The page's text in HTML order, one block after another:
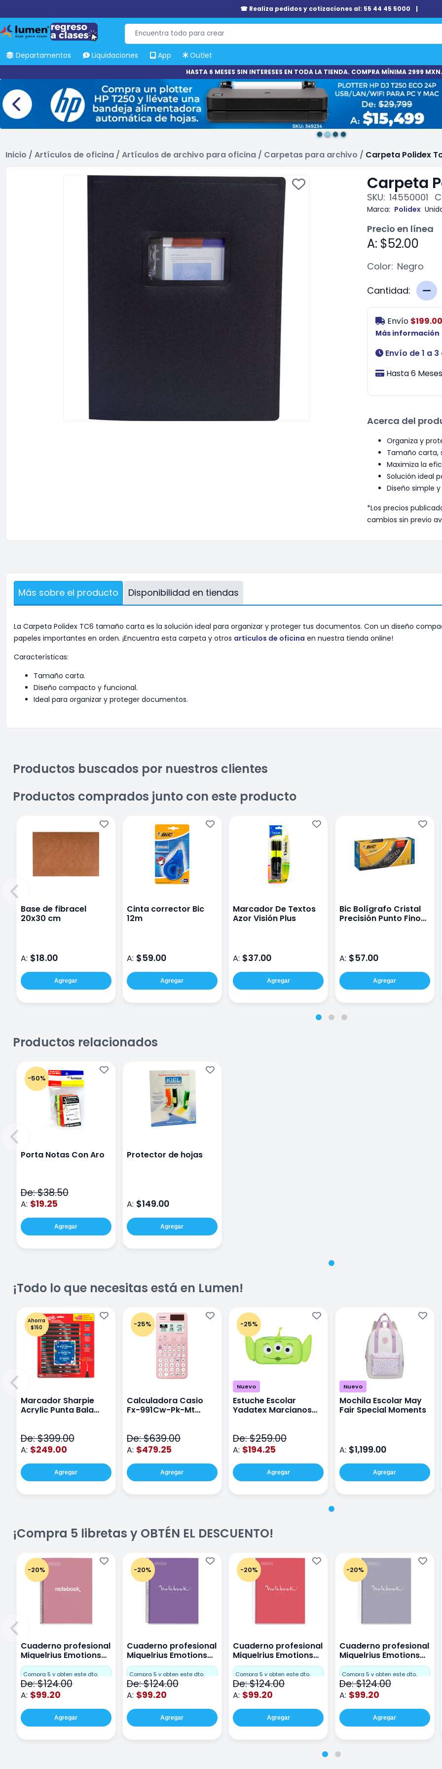
☎ Realiza pedidos y cotizaciones al: 55 44 45 5000 |
Departamentos Liquidaciones App Outlet
HASTA 6 MESES SIN INTERESES EN TODA LA TIENDA. COMPRA MÍNIMA 2999 MXN.
Inicio / Artículos de oficina / Artículos de archivo para oficina / Carpetas para archivo / Carpeta Polidex
Carpeta
SKU: 14550001
Marca: Polidex
Precio en línea
A: $52.00
Color: Negro
Cantidad:
Envío $199.00
Más información
Envío de 1 a
Hasta 6
Acerca del
Organiza y
Tamaño carta,
Maximiza la
Solución ideal
Diseño simple
*Los precios
cambios sin previo
Más sobre el producto Disponibilidad en tiendas
La Carpeta Polidex TC6 tamaño carta es la solución ideal para organizar y proteger tus documentos. Con un diseño
papeles importantes en orden. ¡Encuentra esta carpeta y otros artículos de oficina en nuestra tienda online!
Características:
Tamaño carta.
Diseño compacto y funcional.
Ideal para organizar y proteger documentos.
Productos buscados por nuestros clientes
Productos comprados junto con este producto
Base de fibracel
20x30 cm
A: $18.00
Agregar
Cinta corrector Bic
12m
A: $59.00
Agregar
Marcador De Textos
Azor Visión Plus
A: $37.00
Agregar
Bic Bolígrafo Cristal
Precisión Punto Fino
A: $57.00
Agregar
Productos relacionados
-50%
Porta Notas Con Aro
De: $38.50
A: $19.25
Agregar
Protector de hojas
A: $149.00
Agregar
¡Todo lo que necesitas está en Lumen!
Ahorra
$150
Marcador Sharpie
Acrylic Punta Bala
De: $399.00
A: $249.00
Agregar
-25%
Calculadora Casio
Fx-991Cw-Pk-Mt
De: $639.00
A: $479.25
Agregar
-25%
Nuevo
Estuche Escolar
Yadatex Marcianos
De: $259.00
A: $194.25
Agregar
Nuevo
Mochila Escolar May
Fair Special Moments
A: $1,199.00
Agregar
¡Compra 5 libretas y OBTÉN EL DESCUENTO!
-20%
Cuaderno profesional
Miquelrius Emotions
Cuadro Chico 80
hojas Rosa
Compra 5 y obten este dto.
De: $124.00
A: $99.20
Agregar
-20%
Cuaderno profesional
Miquelrius Emotions
raya 80 hojas Purpura
Compra 5 y obten este dto.
De: $124.00
A: $99.20
Agregar
-20%
Cuaderno profesional
Miquelrius Emotions
raya 80 hojas Coral
Compra 5 y obten este dto.
De: $124.00
A: $99.20
Agregar
-20%
Cuaderno profesional
Miquelrius Emotions
raya 80 hojas Gris
Compra 5 y obten este dto.
De: $124.00
A: $99.20
Agregar